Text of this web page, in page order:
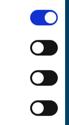
cookie policy.
it/co
it/pr
per
SCOPRI DI PIÙ →